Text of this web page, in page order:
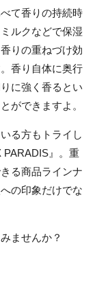
て香りの持続時
ルクなどで保湿
りの重ねづけ効
香り自体に奥行
に強く香るとい
ができますよ。
る方もトライし
PARADIS』。重
る商品ラインナ
の印象だけでな
ませんか？